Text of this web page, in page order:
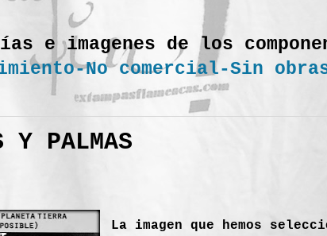
e imagenes de los
No comercial-Sin
Y PALMAS
La imagen que hemos